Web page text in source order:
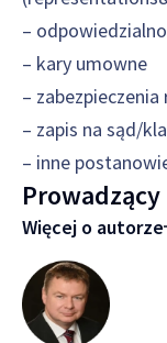
Prowadzący
Więcej o autorze
–
– kary umowne
– zabezpieczenia
– zapis na sąd/
– inne